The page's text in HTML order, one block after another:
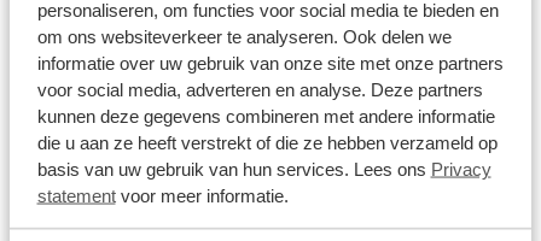
personaliseren, om functies voor social media te bieden en
om ons websiteverkeer te analyseren. Ook delen we
informatie over uw gebruik van onze site met onze partners
voor social media, adverteren en analyse. Deze partners
kunnen deze gegevens combineren met andere informatie
die u aan ze heeft verstrekt of die ze hebben verzameld op
basis van uw gebruik van hun services. Lees ons Privacy
statementvoor meer informatie.
Over ons
Aller Spanninga
Historie
Certificaten
Blogs